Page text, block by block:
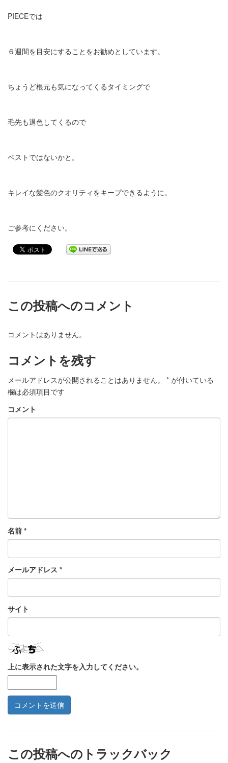
PIECEでは
６週間を目安にすることをお勧めとしています。
ちょうど根元も気になってくるタイミングで
毛先も退色してくるので
ベストではないかと。
キレイな髪色のクオリティをキープできるように。
ご参考にください。
この投稿へのコメント
コメントはありません。
コメントを残す
メールアドレスが公開されることはありません。 * が付いている
欄は必須項目です
コメント
名前 *
メールアドレス *
サイト
上に表示された文字を入力してください。
この投稿へのトラックバック